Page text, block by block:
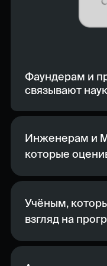
Фаундерам и
связывают
Инженерам и
которые
Учёным,
взгляд на